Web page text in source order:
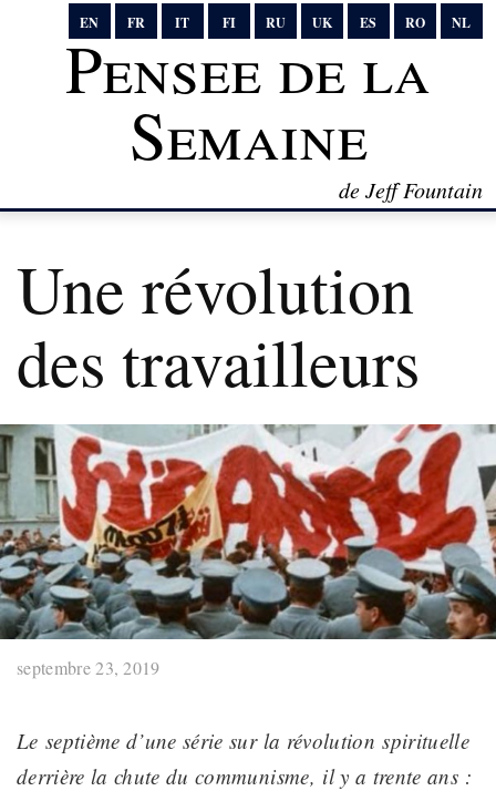
EN FR IT FI RU UK ES RO NL
Pensee de la
Semaine
de Jeff Fountain
Une révolution
des travailleurs
septembre 23, 2019
Le septième d’une série sur la révolution spirituelle
derrière la chute du communisme, il y a trente ans :